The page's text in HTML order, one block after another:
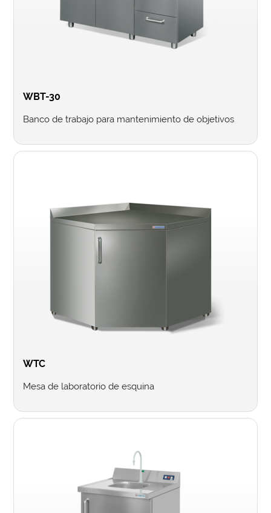
WBT-30
Banco de trabajo para mantenimiento de objetivos
WTC
Mesa de laboratorio de esquina